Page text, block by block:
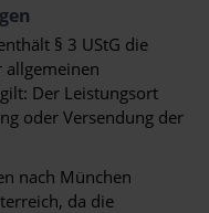
§ 3 UStG die
allgemeinen
Der Leistungsort
oder Versendung der
nach München
da die